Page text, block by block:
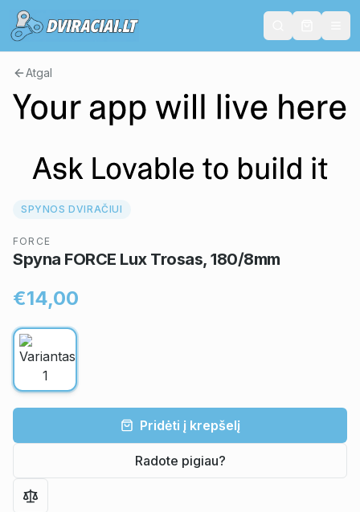
Atgal
SPYNOS DVIRAČIUI
FORCE
Spyna FORCE Lux Trosas, 180/8mm
€14,00
Pridėti į krepšelį
Radote pigiau?